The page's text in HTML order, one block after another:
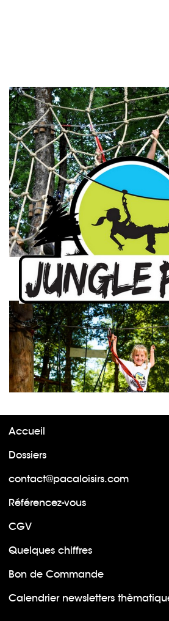
Accueil
Dossiers
contact@pacaloisirs.com
Référencez-vous
CGV
Quelques chiffres
Bon de Commande
Calendrier newsletters